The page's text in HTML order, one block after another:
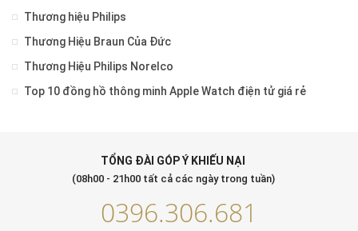
Thương hiệu Philips
Thương Hiệu Braun Của Đức
Thương Hiệu Philips Norelco
Top 10 đồng hồ thông minh Apple Watch điện tử giá rẻ
TỔNG ĐÀI GÓP Ý KHIẾU NẠI
(08h00 - 21h00 tất cả các ngày trong tuần)
0396.306.681